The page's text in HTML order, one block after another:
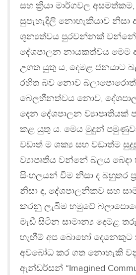
සහ ක්‍රියා මාර්ගවල
සුපැහැදිලි නොහැකියාව
ශූන්‍යත්වය පුරවන්නක් වන්නේ
දේශපාලන නායකත්වය මෙම
උගත යුතු ය, දෙමළ ජනයාට
රහිත බව නොව
බෙලහීනත්වය නොව,
දෙන දේශපාලන
කළ යුතු ය. මෙය මුදුන්
වඩාත් ම ශක්‍ය සහ වඩාත්ම
ව්‍යාපෘතිය වන්නේ බලය බෙදා
සිංහලයන් වීම නිසා ද බහුතර
නිසා ද, දේශපාලනිකව සහ
කරනු ලැබීම හමුවේ
මැඩී සිටින සාමාන්‍ය දෙමළ
හැඟීම් අප බොහෝ
අවබෝධ කර ගත නොහැකි
ඇන්ඩර්සන් “Imagined